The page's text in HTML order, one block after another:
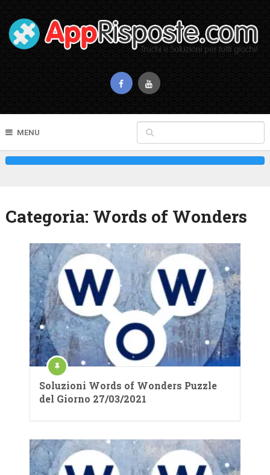
MENU
Categoria: Words of Wonders
Soluzioni Words of Wonders Puzzle
del Giorno 27/03/2021